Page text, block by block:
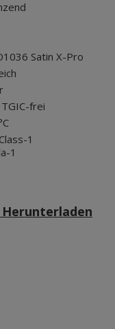
Satin X-Pro
frei
1
1
Herunterladen